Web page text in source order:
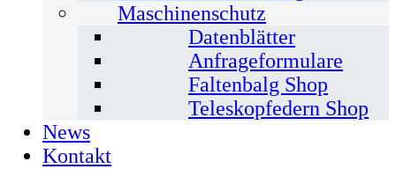
Maschinenschutz
Datenblätter
Anfrageformulare
Faltenbalg Shop
Teleskopfedern Shop
News
Kontakt